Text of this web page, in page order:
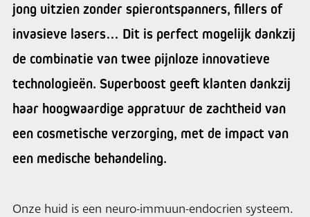
jong uitzien zonder spierontspanners, fillers of
invasieve lasers… Dit is perfect mogelijk dankzij
de combinatie van twee pijnloze innovatieve
technologieën. Superboost geeft klanten dankzij
haar hoogwaardige appratuur de zachtheid van
een cosmetische verzorging, met de impact van
een medische behandeling.
Onze huid is een neuro-immuun-endocrien systeem.